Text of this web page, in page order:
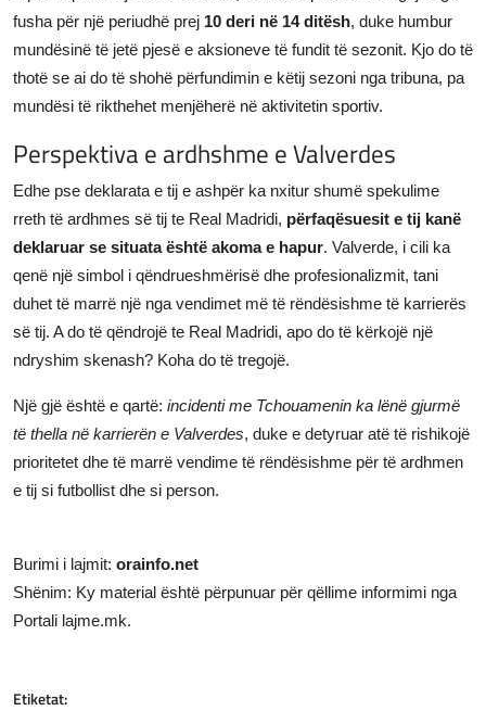
fusha për një periudhë prej 10 deri në 14 ditësh, duke humbur
mundësinë të jetë pjesë e aksioneve të fundit të sezonit. Kjo do të
thotë se ai do të shohë përfundimin e këtij sezoni nga tribuna, pa
mundësi të rikthehet menjëherë në aktivitetin sportiv.
Perspektiva e ardhshme e Valverdes
Edhe pse deklarata e tij e ashpër ka nxitur shumë spekulime
rreth të ardhmes së tij te Real Madridi, përfaqësuesit e tij kanë
deklaruar se situata është akoma e hapur. Valverde, i cili ka
qenë një simbol i qëndrueshmërisë dhe profesionalizmit, tani
duhet të marrë një nga vendimet më të rëndësishme të karrierës
së tij. A do të qëndrojë te Real Madridi, apo do të kërkojë një
ndryshim skenash? Koha do të tregojë.
Një gjë është e qartë: incidenti me Tchouamenin ka lënë gjurmë
të thella në karrierën e Valverdes, duke e detyruar atë të rishikojë
prioritetet dhe të marrë vendime të rëndësishme për të ardhmen
e tij si futbollist dhe si person.
Burimi i lajmit: orainfo.net
Shënim: Ky material është përpunuar për qëllime informimi nga
Portali lajme.mk.
Etiketat: